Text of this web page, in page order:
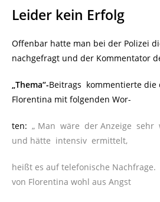
Leider kein Erfolg
Offenbar hatte man bei der Polizei
nachgefragt und der Kommentator
„Thema“-Beitrags kommentierte die
Florentina mit folgenden Wor-
ten: „ Man wäre der Anzeige sehr
und hätte intensiv ermittelt,
heißt es auf telefonische Nachfrage.
von Florentina wohl aus Angst